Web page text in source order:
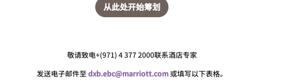
从此处开始筹划
敬请致电+(971) 4 377 2000联系酒店专家
发送电子邮件至dxb.ebc@marriott.com或填写以下表格。